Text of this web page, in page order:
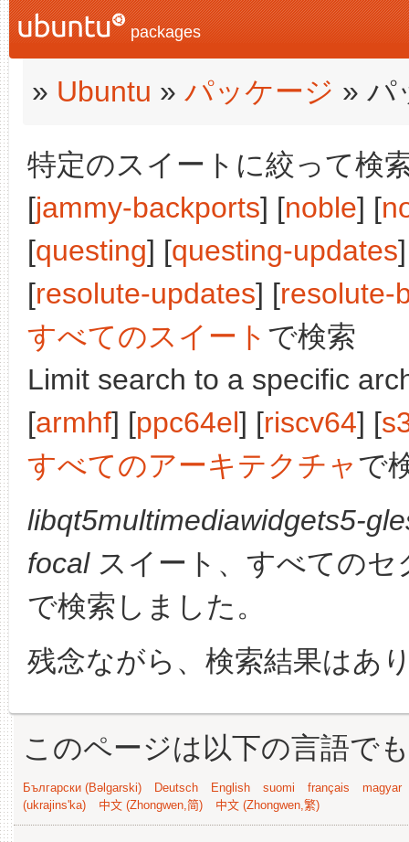
packages
» Ubuntu » パッケージ » パ
特定のスイートに絞って検
[jammy-backports] [noble] [
[questing] [questing-updates
[resolute-updates] [resolute-
すべてのスイート で検索
Limit search to a specific
[armhf] [ppc64el] [riscv64] [
すべてのアーキテクチャで
libqt5multimediawidgets5-
focalスイート、すべてのセ
で検索しました。
残念ながら、検索結果はあ
このページは以下の言語で
Български (Bəlgarski) Deutsch English suomi français
magyar
(ukrajins'ka)
中文 (Zhongwen,简) 中文 (Zhongwen,繁)